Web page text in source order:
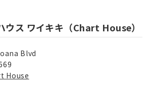
ウス ワイキキ（Chart House）
Blvd
House